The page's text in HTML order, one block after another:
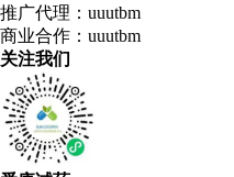
推广代理：uuutbm
商业合作：uuutbm
关注我们